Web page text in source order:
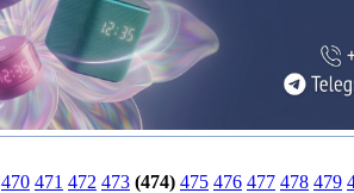
470 471 472 473 (474) 475 476 477 478 479